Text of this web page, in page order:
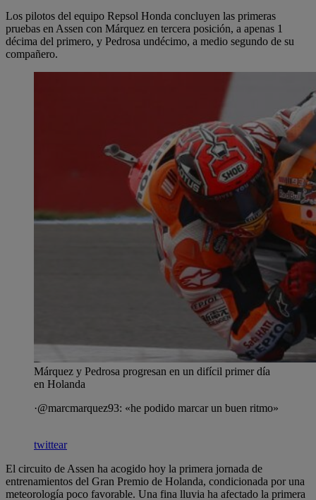
Los pilotos del equipo Repsol Honda concluyen las primeras
pruebas en Assen con Márquez en tercera posición, a apenas 1
décima del primero, y Pedrosa undécimo, a medio segundo de su
compañero.
Márquez y Pedrosa progresan en un difícil primer día
en Holanda
·@marcmarquez93: «he podido marcar un buen ritmo»
twittear
El circuito de Assen ha acogido hoy la primera jornada de
entrenamientos del Gran Premio de Holanda, condicionada por una
meteorología poco favorable. Una fina lluvia ha afectado la primera